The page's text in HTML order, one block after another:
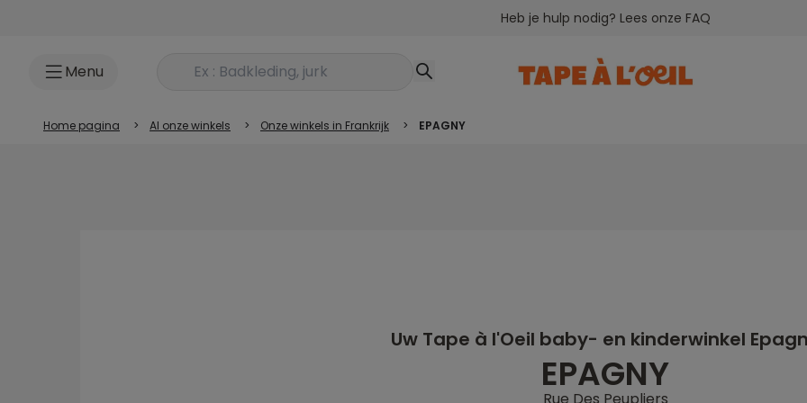
Heb je hulp nodig? Lees onze FAQ
Menu Rechercher un produit
Home pagina > Al onze winkels > Onze winkels in Frankrijk > EPAGNY
Uw Tape à l'Oeil baby- en kinderwinkel
EPAGNY